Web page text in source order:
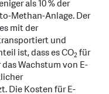
als 10 % der
Methan-Anlage. Der
mit der
und
ist, dass es CO2 für
Wachstum von E-
Die Kosten für E-